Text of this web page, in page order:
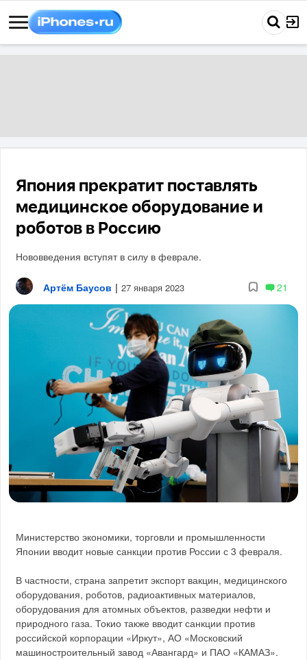
Япония прекратит поставлять
медицинское оборудование и
роботов в Россию
Нововведения вступят в силу в феврале.
Артём Баусов | 27 января 2023 21
Министерство экономики, торговли и промышленности
Японии вводит новые санкции против России с 3 февраля.
В частности, страна запретит экспорт вакцин, медицинского
оборудования, роботов, радиоактивных материалов,
оборудования для атомных объектов, разведки нефти и
природного газа. Токио также вводит санкции против
российской корпорации «Иркут», АО «Московский
машиностроительный завод «Авангард» и ПАО «КАМАЗ».